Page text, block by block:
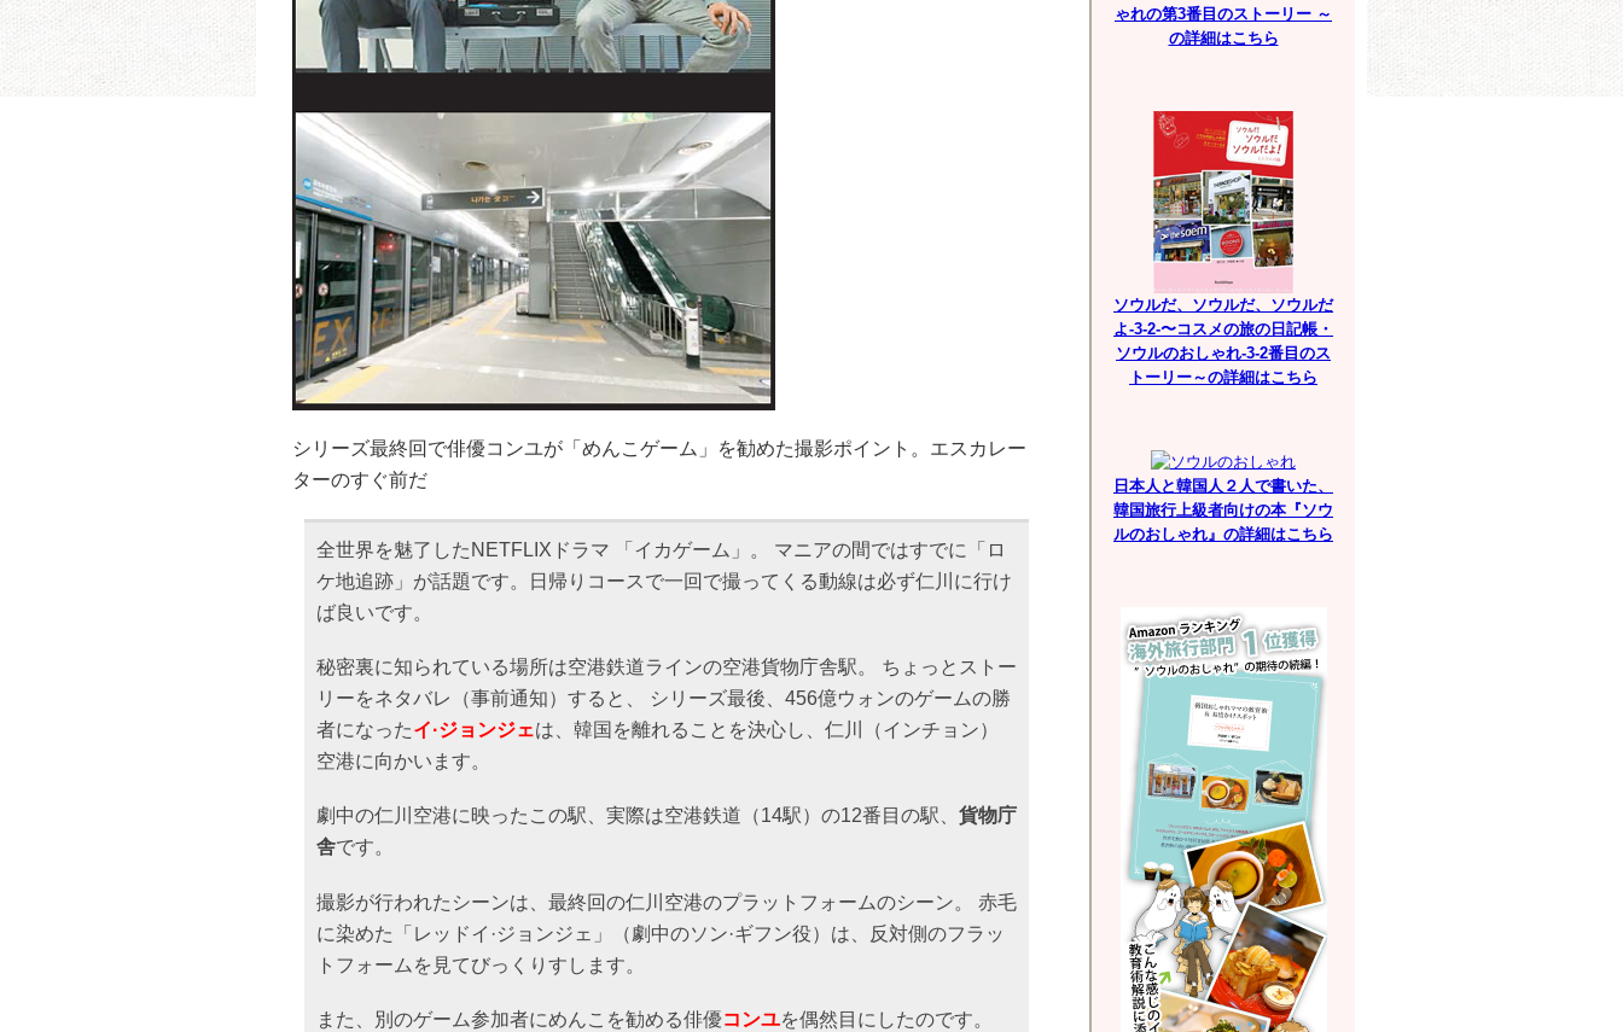
シリーズ最終回で俳優コンユが「めんこゲーム」を勧めた撮影ポイント。エスカレー
ターのすぐ前だ
全世界を魅了したNETFLIXドラマ 「イカゲーム」。 マニアの間ではすでに「ロ
ケ地追跡」が話題です。日帰りコースで一回で撮ってくる動線は必ず仁川に行け
ば良いです。
秘密裏に知られている場所は空港鉄道ラインの空港貨物庁舎駅。 ちょっとストー
リーをネタバレ（事前通知）すると、 シリーズ最後、456億ウォンのゲームの勝
者になったイ·ジョンジェは、韓国を離れることを決心し、仁川（インチョン）
空港に向かいます。
劇中の仁川空港に映ったこの駅、実際は空港鉄道（14駅）の12番目の駅、 貨物庁
舎です。
撮影が行われたシーンは、最終回の仁川空港のプラットフォームのシーン。 赤毛
に染めた「レッドイ·ジョンジェ」（劇中のソン·ギフン役）は、反対側のフラッ
トフォームを見てびっくりすします。
また、別のゲーム参加者にめんこを勧める俳優コンユを偶然目にしたのです。
ゃれの第3番目のストーリー ～
の詳細はこちら
ソウルだ、ソウルだ、ソウルだ
よ-3-2-〜コスメの旅の日記帳・
ソウルのおしゃれ-3-2番目のス
トーリー～の詳細はこちら
日本人と韓国人２人で書いた、
韓国旅行上級者向けの本『ソウ
ルのおしゃれ』の詳細はこちら